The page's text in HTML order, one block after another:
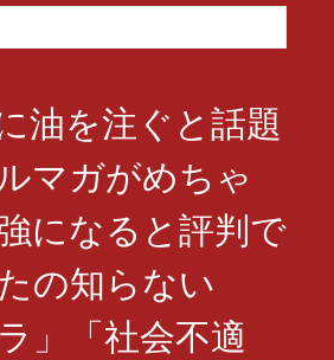
油を注ぐと話題
マガがめちゃ
になると評判で
の知らない
」「社会不適